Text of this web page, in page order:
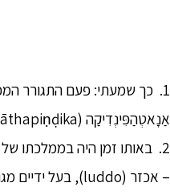
אַנָאטְהַפִּינְדִיקַה (Anāthapiṇḍika).